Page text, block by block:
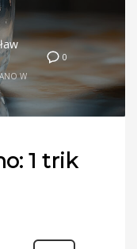
0
W
1 trik